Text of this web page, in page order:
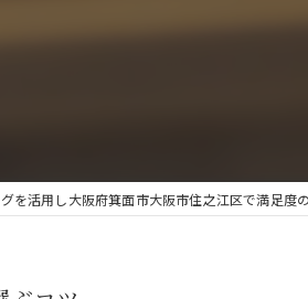
を活用し大阪府箕面市大阪市住之江区で満足度